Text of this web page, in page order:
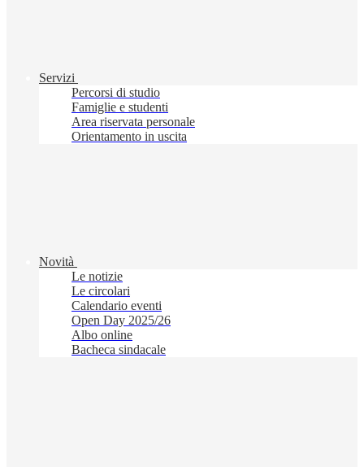
Servizi
Percorsi di studio
Famiglie e studenti
Area riservata personale
Orientamento in uscita
Novità
Le notizie
Le circolari
Calendario eventi
Open Day 2025/26
Albo online
Bacheca sindacale